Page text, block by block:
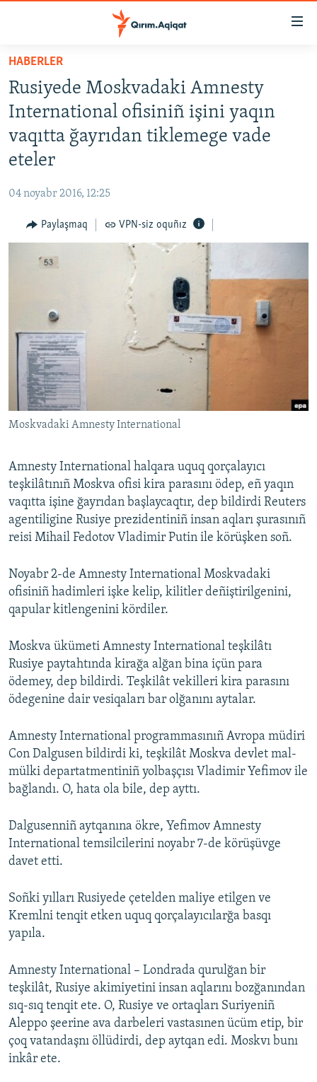
Esas
qaytmaq
Baş
navigatsiyağa
qaytmaq
Qıdıruvğa
SİYASET
İQTİSADİYAT
CEMİYET
İNSAN AQLARI
VİDEO
SÜRET
Русский
Українською
QOŞULIÑIZ!
RFE/RS bütün saytları
HABERLER
Rusiyede Moskvadaki Amnesty
International ofisiniñ işini yaqın
vaqıtta ğayrıdan tiklemege vade
eteler
04 noyabr 2016, 12:25
Paylaşmaq VPN-siz oquñız
Moskvadaki Amnesty International
Amnesty International halqara uquq qorçalayıcı
teşkilâtınıñ Moskva ofisi kira parasını ödep, eñ yaqın
vaqıtta işine ğayrıdan başlaycaqtır, dep bildirdi Reuters
agentiligine Rusiye prezidentiniñ insan aqları şurasınıñ
reisi Mihail Fedotov Vladimir Putin ile körüşken soñ.
Noyabr 2-de Amnesty International Moskvadaki
ofisiniñ hadimleri işke kelip, kilitler deñiştirilgenini,
qapular kitlengenini kördiler.
Moskva ükümeti Amnesty International teşkilâtı
Rusiye paytahtında kirağa alğan bina içün para
ödemey, dep bildirdi. Teşkilât vekilleri kira parasını
ödegenine dair vesiqaları bar olğanını aytalar.
Amnesty International programmasınıñ Avropa müdiri
Con Dalgusen bildirdi ki, teşkilât Moskva devlet mal-
mülki departatmentiniñ yolbaşçısı Vladimir Yefimov ile
bağlandı. O, hata ola bile, dep ayttı.
Dalgusenniñ aytqanına ökre, Yefimov Amnesty
International temsilcilerini noyabr 7-de körüşüvge
davet etti.
Soñki yılları Rusiyede çetelden maliye etilgen ve
Kremlni tenqit etken uquq qorçalayıcılarğa basqı
yapıla.
Amnesty International – Londrada qurulğan bir
teşkilât, Rusiye akimiyetini insan aqlarını bozğanından
sıq-sıq tenqit ete. O, Rusiye ve ortaqları Suriyeniñ
Aleppo şeerine ava darbeleri vastasınen ücüm etip, bir
çoq vatandaşnı öllüdirdi, dep aytqan edi. Moskvı bunı
inkâr ete.